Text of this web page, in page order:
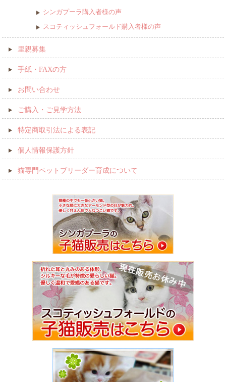
シンガプーラ購入者様の声
スコティッシュフォールド購入者様の声
里親募集
手紙・FAXの方
お問い合わせ
ご購入・ご見学方法
特定商取引法による表記
個人情報保護方針
猫専門ペットブリーダー育成について